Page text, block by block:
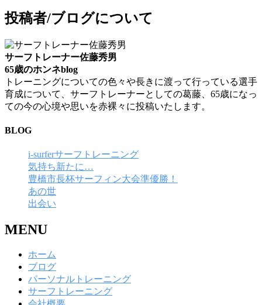
投稿者/ブログについて
サーフトレーナー佐藤秀男
65歳のホンネblog
トレーニングについての色々や長きに渡って行っている選手
育成について、サーフトレーナーとしての葛藤、65歳になっ
ての今の心境や思いを赤裸々に投稿いたします。
BLOG
i-surferサーフトレーニング
気持ち新たに…
豊橋市長杯サーフィン大会準優勝！
あの世
出会い
MENU
ホーム
ブログ
パーソナルトレーニング
サーフトレーニング